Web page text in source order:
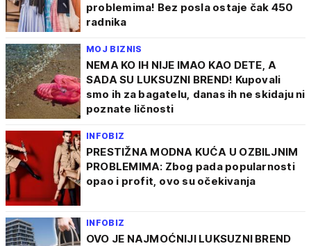
problemima! Bez posla ostaje čak 450
radnika
MOJ BIZNIS
NEMA KO IH NIJE IMAO KAO DETE, A
SADA SU LUKSUZNI BREND! Kupovali
smo ih za bagatelu, danas ih ne skidaju ni
poznate ličnosti
INFOBIZ
PRESTIŽNA MODNA KUĆA U OZBILJNIM
PROBLEMIMA: Zbog pada popularnosti
opao i profit, ovo su očekivanja
INFOBIZ
OVO JE NAJMOĆNIJI LUKSUZNI BREND